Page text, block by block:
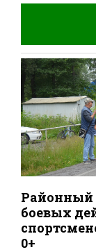
Районный
боевых
0+